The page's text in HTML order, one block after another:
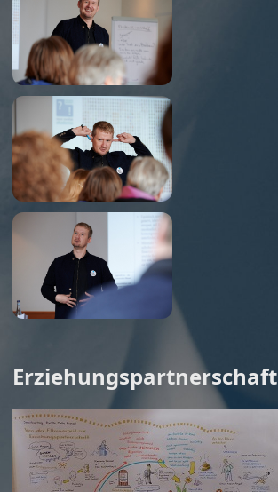
Erziehungspartnerschaft